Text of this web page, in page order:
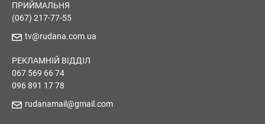
ПРИЙМАЛЬНЯ
(067) 217-77-55
tv@rudana.com.ua
РЕКЛАМНІЙ ВІДДІЛ
067 569 66 74
096 891 17 78
rudanamail@gmail.com